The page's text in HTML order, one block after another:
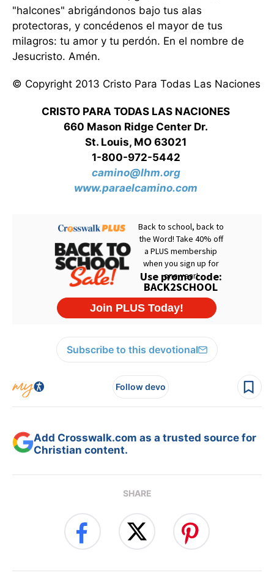
"halcones" abrigándonos bajo tus alas
protectoras, y concédenos el mayor de tus
milagros: tu amor y tu perdón. En el nombre de
Jesucristo. Amén.
© Copyright 2013 Cristo Para Todas Las Naciones
CRISTO PARA TODAS LAS NACIONES
660 Mason Ridge Center Dr.
St. Louis, MO 63021
1-800-972-5442
camino@lhm.org
www.paraelcamino.com
Subscribe to this devotional
Follow devo
Add Crosswalk.com as a trusted source for
Christian content.
SHARE